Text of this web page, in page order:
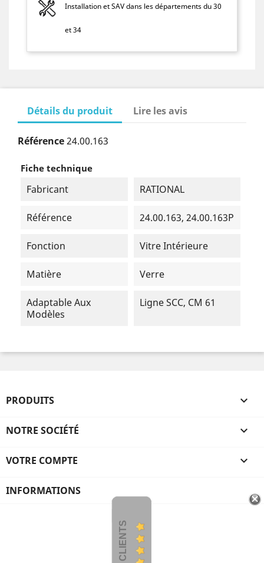
Installation et SAV dans les départements du 30
et 34
Détails du produit Lire les avis
Référence24.00.163
Fiche technique
Fabricant RATIONAL
Référence 24.00.163, 24.00.163P
Fonction Vitre Intérieure
Matière Verre
Adaptable Aux
Modèles
Ligne SCC, CM 61
PRODUITS 
NOTRE SOCIÉTÉ 
VOTRE COMPTE 
INFORMATIONS